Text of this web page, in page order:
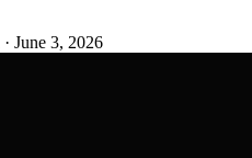
· June 3, 2026